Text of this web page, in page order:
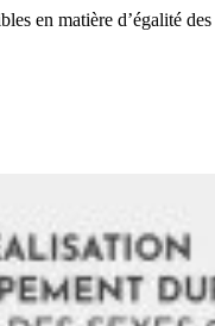
en matière d’égalité